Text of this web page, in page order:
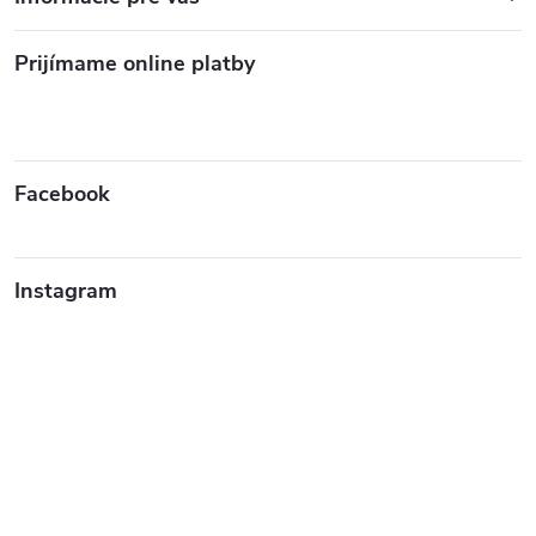
Prijímame online platby
Facebook
Instagram